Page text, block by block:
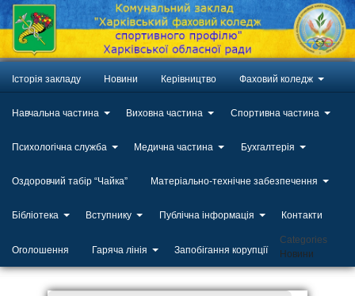
Історія закладу Новини Керівництво Фаховий коледж
Навчальна частина Виховна частина Спортивна частина
Психологічна служба Медична частина Бухгалтерія
Оздоровчий табір “Чайка” Матеріально-технічне забезпечення
Бібліотека Вступнику Публічна інформація Контакти
Оголошення Гаряча лінія Запобігання корупції
Categories
Новини